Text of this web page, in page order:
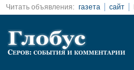
Читать объявления: газета сайт